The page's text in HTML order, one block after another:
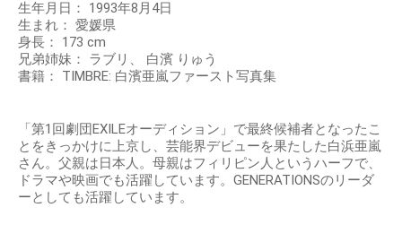
生年月日： 1993年8月4日
生まれ： 愛媛県
身長： 173 cm
兄弟姉妹： ラブリ、 白濱 りゅう
書籍： TIMBRE: 白濱亜嵐ファースト写真集
「第1回劇団EXILEオーディション」で最終候補者となったこ
とをきっかけに上京し、芸能界デビューを果たした白浜亜嵐
さん。父親は日本人。母親はフィリピン人というハーフで、
ドラマや映画でも活躍しています。GENERATIONSのリーダ
ーとしても活躍しています。